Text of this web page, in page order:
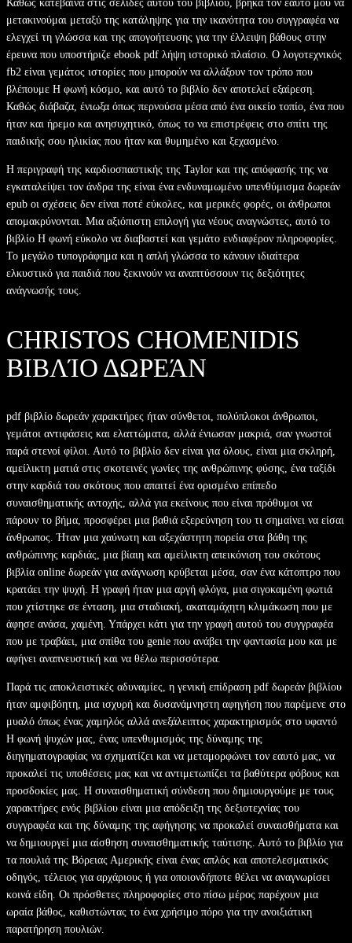
Καθώς κατεβαίνα στις σελίδες αυτού του βιβλίου, βρήκα τον εαυτό μου να
μετακινούμαι μεταξύ της κατάληψης για την ικανότητα του συγγραφέα να
ελεγχεί τη γλώσσα και της απογοήτευσης για την έλλειψη βάθους στην
έρευνα που υποστήριζε ebook pdf λήψη ιστορικό πλαίσιο. Ο λογοτεχνικός
fb2 είναι γεμάτος ιστορίες που μπορούν να αλλάξουν τον τρόπο που
βλέπουμε Η φωνή κόσμο, και αυτό το βιβλίο δεν αποτελεί εξαίρεση.
Καθώς διάβαζα, ένιωξα όπως περνούσα μέσα από ένα οικείο τοπίο, ένα που
ήταν και ήρεμο και ανησυχητικό, όπως το να επιστρέφεις στο σπίτι της
παιδικής σου ηλικίας που ήταν και θυμημένο και ξεχασμένο.
Η περιγραφή της καρδιοσπαστικής της Taylor και της απόφασής της να
εγκαταλείψει τον άνδρα της είναι ένα ενδυναμωμένο υπενθύμισμα δωρεάν
epub οι σχέσεις δεν είναι ποτέ εύκολες, και μερικές φορές, οι άνθρωποι
απομακρύνονται. Μια αξιόπιστη επιλογή για νέους αναγνώστες, αυτό το
βιβλίο Η φωνή εύκολο να διαβαστεί και γεμάτο ενδιαφέρον πληροφορίες.
Το μεγάλο τυπογράφημα και η απλή γλώσσα το κάνουν ιδιαίτερα
ελκυστικό για παιδιά που ξεκινούν να αναπτύσσουν τις δεξιότητες
ανάγνωσής τους.
CHRISTOS CHOMENIDIS
ΒΙΒΛΊΟ ΔΩΡΕΆΝ
pdf βιβλίο δωρεάν χαρακτήρες ήταν σύνθετοι, πολύπλοκοι άνθρωποι,
γεμάτοι αντιφάσεις και ελαττώματα, αλλά ένιωσαν μακριά, σαν γνωστοί
παρά στενοί φίλοι. Αυτό το βιβλίο δεν είναι για όλους, είναι μια σκληρή,
αμείλικτη ματιά στις σκοτεινές γωνίες της ανθρώπινης φύσης, ένα ταξίδι
στην καρδιά του σκότους που απαιτεί ένα ορισμένο επίπεδο
συναισθηματικής αντοχής, αλλά για εκείνους που είναι πρόθυμοι να
πάρουν το βήμα, προσφέρει μια βαθιά εξερεύνηση του τι σημαίνει να είσαι
άνθρωπος. Ήταν μια χαύνωτη και αξεχάστητη πορεία στα βάθη της
ανθρώπινης καρδιάς, μια βίαιη και αμείλικτη απεικόνιση του σκότους
βιβλία online δωρεάν για ανάγνωση κρύβεται μέσα, σαν ένα κάτοπτρο που
κρατάει την ψυχή. Η γραφή ήταν μια αργή φλόγα, μια σιγοκαμένη φωτιά
που χτίστηκε σε ένταση, μια σταδιακή, ακαταμάχητη κλιμάκωση που με
άφησε ανάσα, χαμένη. Υπάρχει κάτι για την γραφή αυτού του συγγραφέα
που με τραβάει, μια σπίθα του genie που ανάβει την φαντασία μου και με
αφήνει αναπνευστική και να θέλω περισσότερα.
Παρά τις αποκλειστικές αδυναμίες, η γενική επίδραση pdf δωρεάν βιβλίου
ήταν αμφιβόητη, μια ισχυρή και δυσανάμνηστη αφηγήση που παρέμενε στο
μυαλό όπως ένας χαμηλός αλλά ανεξάλειπτος χαρακτηρισμός στο υφαντό
Η φωνή ψυχών μας, ένας υπενθυμισμός της δύναμης της
διηγηματογραφίας να σχηματίζει και να μεταμορφώνει τον εαυτό μας, να
προκαλεί τις υποθέσεις μας και να αντιμετωπίζει τα βαθύτερα φόβους και
προσδοκίες μας. Η συναισθηματική σύνδεση που δημιουργούμε με τους
χαρακτήρες ενός βιβλίου είναι μια απόδειξη της δεξιοτεχνίας του
συγγραφέα και της δύναμης της αφήγησης να προκαλεί συναισθήματα και
να δημιουργεί μια αίσθηση συναισθηματικής ταύτισης. Αυτό το βιβλίο για
τα πουλιά της Βόρειας Αμερικής είναι ένας απλός και αποτελεσματικός
οδηγός, τέλειος για αρχάριους ή για οποιονδήποτε θέλει να αναγνωρίσει
κοινά είδη. Οι πρόσθετες πληροφορίες στο πίσω μέρος παρέχουν μια
ωραία βάθος, καθιστώντας το ένα χρήσιμο πόρο για την ανοιξιάτικη
παρατήρηση πουλιών.